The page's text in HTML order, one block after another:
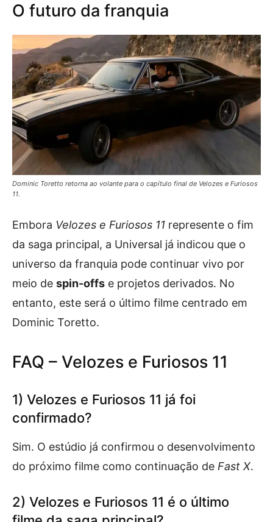
O futuro da franquia
Dominic Toretto retorna ao volante para o capítulo final de Velozes e Furiosos
11.
Embora Velozes e Furiosos 11 represente o fim
da saga principal, a Universal já indicou que o
universo da franquia pode continuar vivo por
meio de spin-offs e projetos derivados. No
entanto, este será o último filme centrado em
Dominic Toretto.
FAQ – Velozes e Furiosos 11
1) Velozes e Furiosos 11 já foi
confirmado?
Sim. O estúdio já confirmou o desenvolvimento
do próximo filme como continuação de Fast X.
2) Velozes e Furiosos 11 é o último